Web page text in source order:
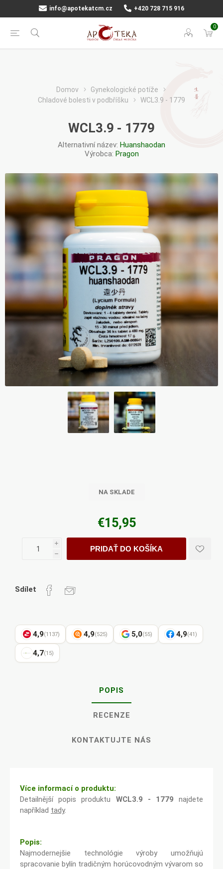
info@apotekatcm.cz +420 728 715 916
0
Domov
Gynekologické potíže
Chladové bolesti v podbříšku
WCL3.9 - 1779
WCL3.9 - 1779
Alternativní název: Huanshaodan
Výrobca: Pragon
NA SKLADE
€15,95
i
h
PRIDAŤ DO KOŠÍKA
Sdílet
4,9(1137) 4,9(525) 5,0(55) 4,9(41)
4,7(15)
POPIS
RECENZE
KONTAKTUJTE NÁS
Více informací o produktu:
Detailnější popis produktu WCL3.9 - 1779 najdete
například tady.
Popis:
Najmodernejšie technológie výroby umožňujú
spracovanie bylín tradičným horúcovodným vývarom so